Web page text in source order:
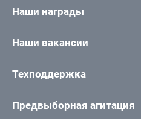
Наши награды
Наши вакансии
Техподдержка
Предвыборная агитация